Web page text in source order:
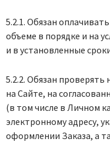
5.2.1. Обязан
объеме в порядке и на
и в установленные
5.2.2. Обязан
на Сайте, на
(в том числе в Личном
электронному адресу,
оформлении Заказа, а